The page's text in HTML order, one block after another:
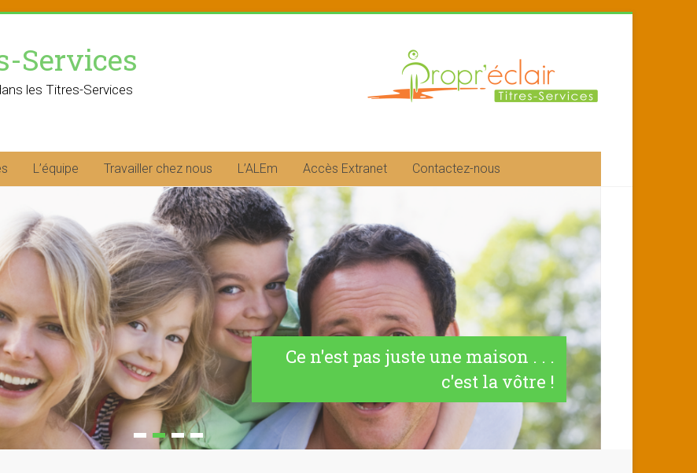
Services
les Titres-Services
L’équipe Travailler chez nous L’ALEm Accès Extranet Contactez-nous
Ce n'est pas juste une maison . . .
c'est la vôtre !